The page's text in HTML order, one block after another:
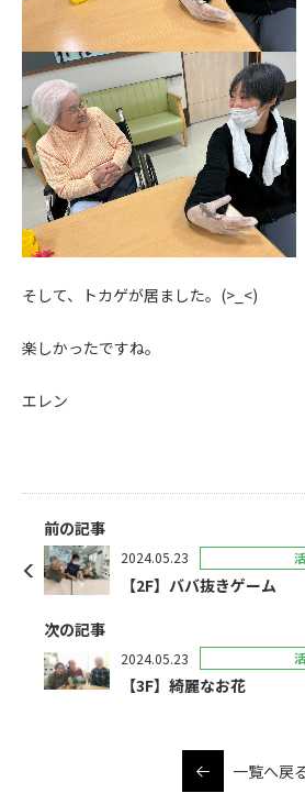
そして、トカゲが居ました。(>_<)
楽しかったですね。
エレン
前の記事
2024.05.23
【2F】ババ抜きゲーム
次の記事
2024.05.23
【3F】綺麗なお花
一覧へ戻